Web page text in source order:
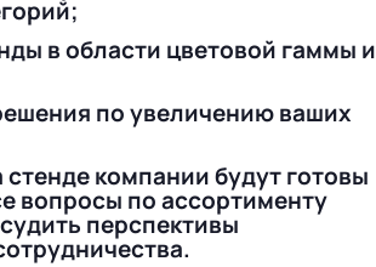
в области цветовой гаммы и
по увеличению ваших
компании будут готовы
вопросы по ассортименту
перспективы